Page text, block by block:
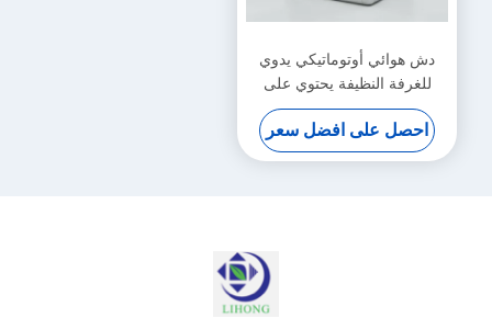
دش هوائي أوتوماتيكي يدوي
للغرفة النظيفة يحتوي على
مروحة طرد مركزي ومصباح
LED يوفر إزالة الجسيمات
المحمولة جواً للغرفة النظيفة
احصل على افضل سعر